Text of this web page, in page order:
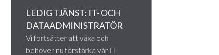
LEDIG TJÄNST: IT- OCH
DATAADMINISTRATÖR
Vi fortsätter att växa och
behöver nu förstärka vår IT-